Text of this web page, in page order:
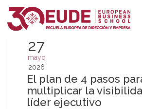
27
mayo
2026
El plan de 4 pasos
multiplicar la
líder ejecutivo